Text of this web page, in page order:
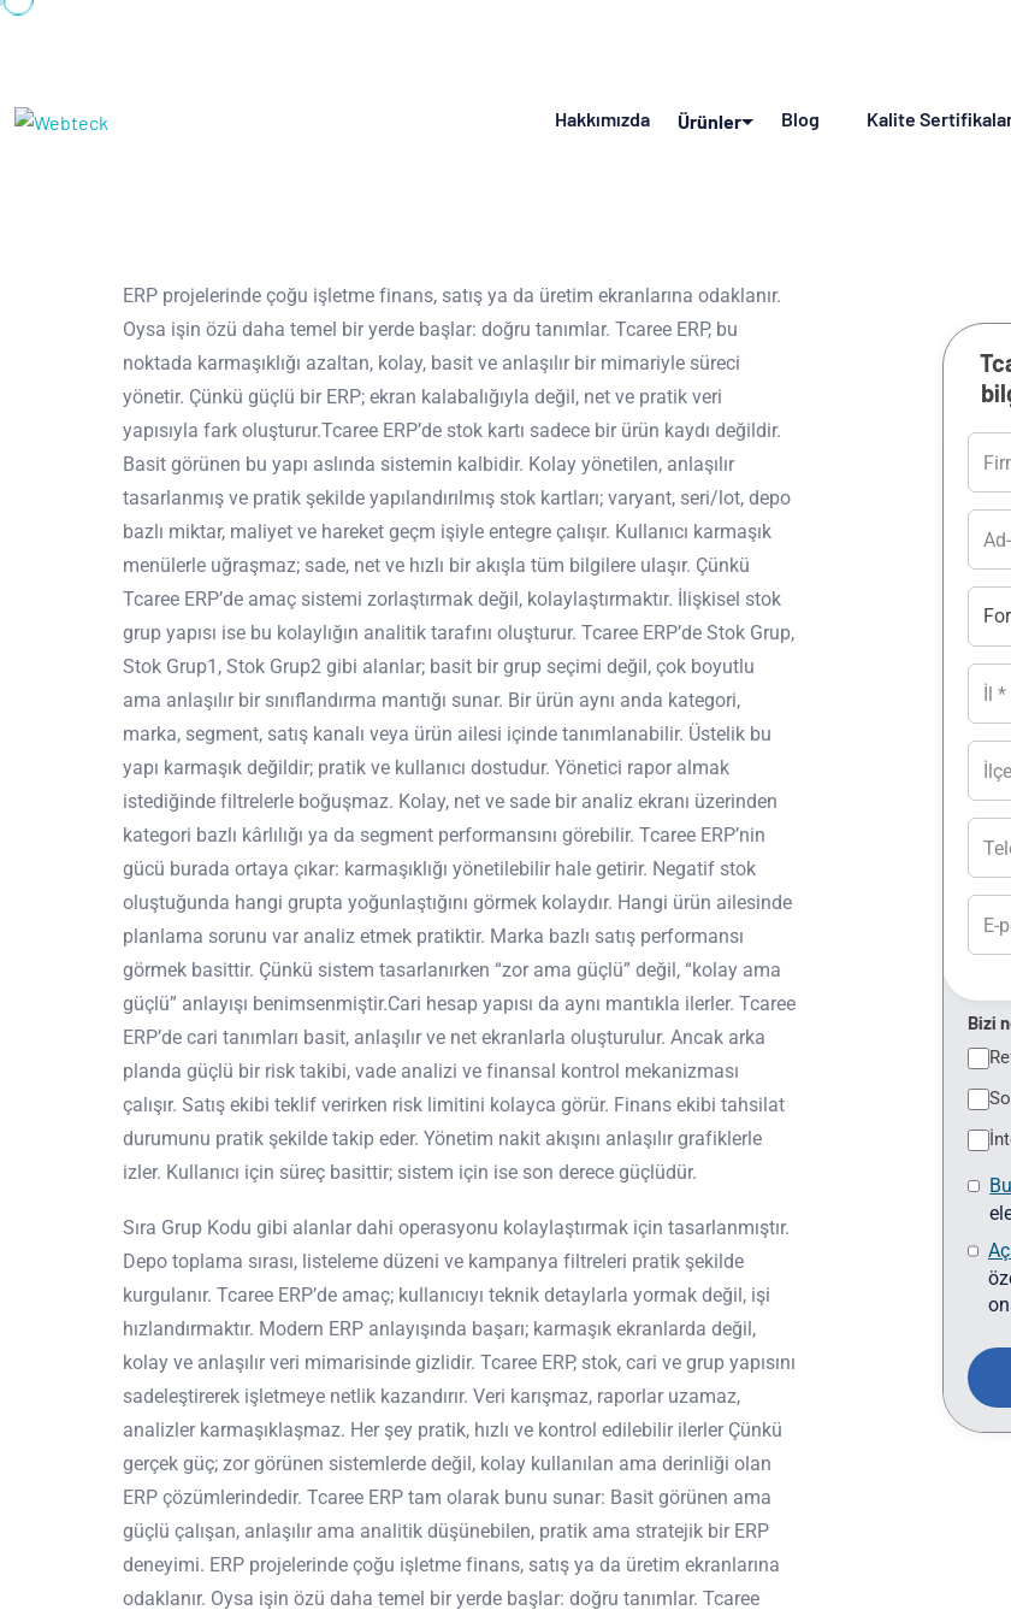
Hakkımızda Ürünler Blog Kalite
ERP projelerinde çoğu işletme finans, satış ya da üretim ekranlarına odaklanır.
Oysa işin özü daha temel bir yerde başlar: doğru tanımlar. Tcaree ERP, bu
noktada karmaşıklığı azaltan, kolay, basit ve anlaşılır bir mimariyle süreci
yönetir. Çünkü güçlü bir ERP; ekran kalabalığıyla değil, net ve pratik veri
yapısıyla fark oluşturur.Tcaree ERP’de stok kartı sadece bir ürün kaydı değildir.
Basit görünen bu yapı aslında sistemin kalbidir. Kolay yönetilen, anlaşılır
tasarlanmış ve pratik şekilde yapılandırılmış stok kartları; varyant, seri/lot, depo
bazlı miktar, maliyet ve hareket geçm işiyle entegre çalışır. Kullanıcı karmaşık
menülerle uğraşmaz; sade, net ve hızlı bir akışla tüm bilgilere ulaşır. Çünkü
Tcaree ERP’de amaç sistemi zorlaştırmak değil, kolaylaştırmaktır. İlişkisel stok
grup yapısı ise bu kolaylığın analitik tarafını oluşturur. Tcaree ERP’de Stok Grup,
Stok Grup1, Stok Grup2 gibi alanlar; basit bir grup seçimi değil, çok boyutlu
ama anlaşılır bir sınıflandırma mantığı sunar. Bir ürün aynı anda kategori,
marka, segment, satış kanalı veya ürün ailesi içinde tanımlanabilir. Üstelik bu
yapı karmaşık değildir; pratik ve kullanıcı dostudur. Yönetici rapor almak
istediğinde filtrelerle boğuşmaz. Kolay, net ve sade bir analiz ekranı üzerinden
kategori bazlı kârlılığı ya da segment performansını görebilir. Tcaree ERP’nin
gücü burada ortaya çıkar: karmaşıklığı yönetilebilir hale getirir. Negatif stok
oluştuğunda hangi grupta yoğunlaştığını görmek kolaydır. Hangi ürün ailesinde
planlama sorunu var analiz etmek pratiktir. Marka bazlı satış performansı
görmek basittir. Çünkü sistem tasarlanırken “zor ama güçlü” değil, “kolay ama
güçlü” anlayışı benimsenmiştir.Cari hesap yapısı da aynı mantıkla ilerler. Tcaree
ERP’de cari tanımları basit, anlaşılır ve net ekranlarla oluşturulur. Ancak arka
planda güçlü bir risk takibi, vade analizi ve finansal kontrol mekanizması
çalışır. Satış ekibi teklif verirken risk limitini kolayca görür. Finans ekibi tahsilat
durumunu pratik şekilde takip eder. Yönetim nakit akışını anlaşılır grafiklerle
izler. Kullanıcı için süreç basittir; sistem için ise son derece güçlüdür.
Sıra Grup Kodu gibi alanlar dahi operasyonu kolaylaştırmak için tasarlanmıştır.
Depo toplama sırası, listeleme düzeni ve kampanya filtreleri pratik şekilde
kurgulanır. Tcaree ERP’de amaç; kullanıcıyı teknik detaylarla yormak değil, işi
hızlandırmaktır. Modern ERP anlayışında başarı; karmaşık ekranlarda değil,
kolay ve anlaşılır veri mimarisinde gizlidir. Tcaree ERP, stok, cari ve grup yapısını
sadeleştirerek işletmeye netlik kazandırır. Veri karışmaz, raporlar uzamaz,
analizler karmaşıklaşmaz. Her şey pratik, hızlı ve kontrol edilebilir ilerler Çünkü
gerçek güç; zor görünen sistemlerde değil, kolay kullanılan ama derinliği olan
ERP çözümlerindedir. Tcaree ERP tam olarak bunu sunar: Basit görünen ama
güçlü çalışan, anlaşılır ama analitik düşünebilen, pratik ama stratejik bir ERP
deneyimi. ERP projelerinde çoğu işletme finans, satış ya da üretim ekranlarına
odaklanır. Oysa işin özü daha temel bir yerde başlar: doğru tanımlar. Tcaree
Bizi